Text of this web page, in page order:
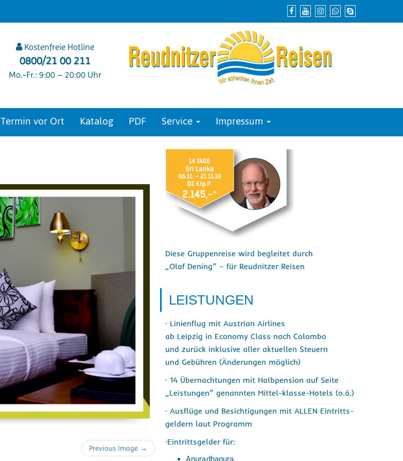
Kostenfreie Hotline
0800/21 00 211
Mo.-Fr.: 9:00 – 20:00 Uhr
Termin vor Ort Katalog PDF Service Impressum
Previous Image →
Diese Gruppenreise wird begleitet durch
„Olaf Dening“ – für Reudnitzer Reisen
LEISTUNGEN
· Linienflug mit Austrian Airlines
ab Leipzig in Economy Class nach Colombo
und zurück inklusive aller aktuellen Steuern
und Gebühren (Änderungen möglich)
· 14 Übernachtungen mit Halbpension auf Seite
„Leistungen“ genannten Mittel-klasse-Hotels (o.ä.)
· Ausflüge und Besichtigungen mit ALLEN Eintritts-
geldern laut Programm
·Eintrittsgelder für:
Anuradhapura,